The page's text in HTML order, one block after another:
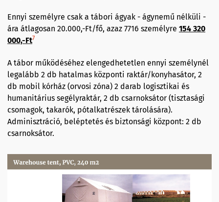
Ennyi személyre csak a tábori ágyak - ágynemű nélküli -
ára átlagosan 20.000,-Ft/fő, azaz 7716 személyre 154 320
000,-Ft7
A tábor működéséhez elengedhetetlen ennyi személynél
legalább 2 db hatalmas központi raktár/konyhasátor, 2
db mobil kórház (orvosi zóna) 2 darab logisztikai és
humanitárius segélyraktár, 2 db csarnoksátor (tisztasági
csomagok, takarók, pótalkatrészek tárolására).
Adminisztráció, beléptetés és biztonsági központ: 2 db
csarnoksátor.